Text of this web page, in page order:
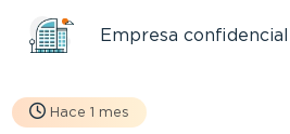
Empresa confidencial
Hace 1 mes